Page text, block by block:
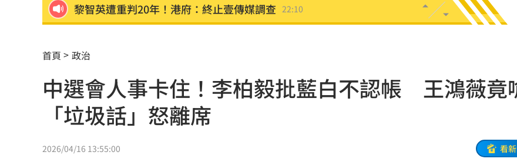
黎智英遭重判20年！港府：終止壹傳媒調查 22:10
NBA灌籃王現身高檔Buffet！網:吃飯看球星
蔡阿嘎喊怕被炎上做最好準備 網轟自打臉 22:07
曬柯電子手環照 陳佩琪喊太帥：清清白白
1次違約交割預收足額款券？金管會回應了
首頁 政治
中選會人事卡住！李柏毅批藍白不認帳 王鴻薇竟
「垃圾話」怒離席
2026/04/16 13:55:00 看